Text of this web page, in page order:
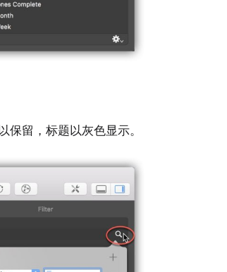
留，标题以灰色显示。